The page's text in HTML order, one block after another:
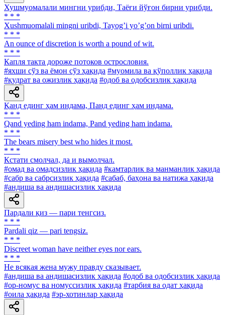
Хушмуомалали мингни урибди, Таёғи йўғон бирни урибди.
* * *
Xushmuomalali mingni uribdi, Tayogʼi yoʼgʼon birni uribdi.
* * *
An ounce of discretion is worth a pound of wit.
* * *
Капля такта дороже потоков острословия.
#яхши сўз ва ёмон сўз ҳақида #муомила ва қўполлик ҳақида
#қудрат ва ожизлик ҳақида #одоб ва одобсизлик ҳақида
Қанд единг ҳам индама, Панд единг ҳам индама.
* * *
Qand yeding ham indama, Pand yeding ham indama.
* * *
The bears misery best who hides it most.
* * *
Кстати смолчал, да и вымолчал.
#омад ва омадсизлик ҳақида #камтарлик ва манманлик ҳақида
#сабр ва сабрсизлик ҳақида #сабаб, баҳона ва натижа ҳақида
#андиша ва андишасизлик ҳақида
Пардали қиз — пари тенгсиз.
* * *
Pardali qiz — pari tengsiz.
* * *
Discreet woman have neither eyes nor ears.
* * *
He всякая жена мужу правду сказывает.
#андиша ва андишасизлик ҳақида #одоб ва одобсизлик ҳақида
#ор-номус ва номуссизлик ҳақида #тарбия ва одат ҳақида
#оила ҳақида #эр-хотинлар ҳақида